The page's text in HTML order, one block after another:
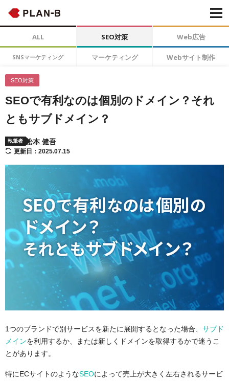
ALL SEO対策 Web広告
SNSマーケティング マーケティング Webサイト制作
SEO対策
SEOで有利なのは個別のドメイン？それ
ともサブドメイン？
執筆者 松本 健吾
更新日：2025.07.15
1つのブランドで別サービスを新たに展開するとなった場合、 サブド
メインを利用するか、または新しくドメインを取得するかで迷うこ
とがあります。
特にECサイトのようなSEOによって売上が大きく左右されるサービ